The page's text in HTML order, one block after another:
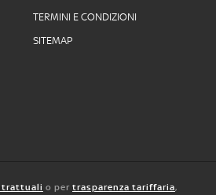
TERMINI E CONDIZIONI
SITEMAP
o per trasparenza tariffaria,